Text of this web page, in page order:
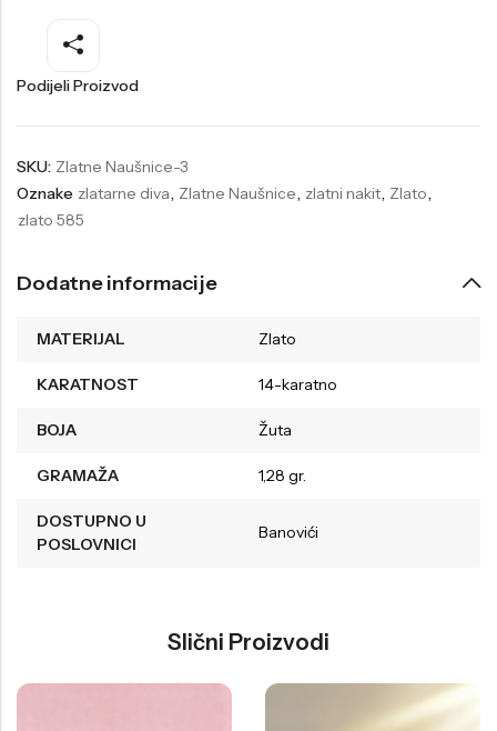
Podijeli Proizvod
SKU: Zlatne Naušnice-3
Oznake zlatarne diva, Zlatne Naušnice, zlatni nakit, Zlato,
zlato 585
Dodatne informacije
MATERIJAL Zlato
KARATNOST 14-karatno
BOJA Žuta
GRAMAŽA 1,28 gr.
DOSTUPNO U
POSLOVNICI
Banovići
Slični Proizvodi
Welder
Liu-Jo
Festina
Wesse
Wesse
Daisy Dixon
Diesel
Lotus